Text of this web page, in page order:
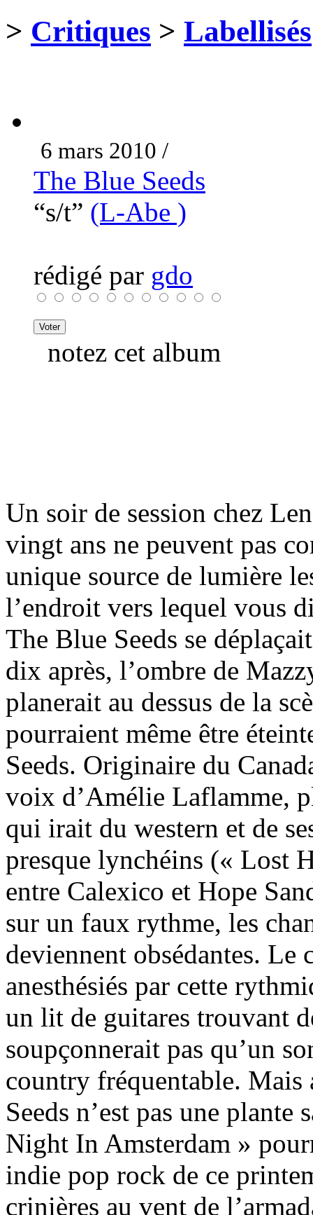
> Critiques > Labellisés
6 mars 2010 /
The Blue Seeds
“s/t” (L-Abe )
rédigé par gdo
notez cet album
Un soir de session chez
vingt ans ne peuvent pas
unique source de lumière
l’endroit vers lequel vous
The Blue Seeds se
dix après, l’ombre de
planerait au dessus de la
pourraient même être
Seeds. Originaire du
voix d’Amélie Laflamme,
qui irait du western et de
presque lynchéins (« Lost
entre Calexico et Hope
sur un faux rythme, les
deviennent obsédantes. Le
anesthésiés par cette
un lit de guitares trouvant
soupçonnerait pas qu’un
country fréquentable. Mais
Seeds n’est pas une
Night In Amsterdam »
indie pop rock de ce
crinières au vent de